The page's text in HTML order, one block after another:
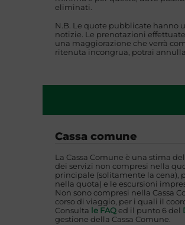
eliminati.
N.B. Le quote pubblicate hanno
notizie. Le prenotazioni effettuate
una maggiorazione che verrà
ritenuta incongrua, potrai
Cassa comune
La Cassa Comune è una stima
dei servizi non compresi nella
principale (solitamente la cena),
nella quota) e le escursioni
Non sono compresi nella Cassa
corso di viaggio, per i quali il
Consulta le FAQed il punto 6 del
gestione della Cassa Comune.